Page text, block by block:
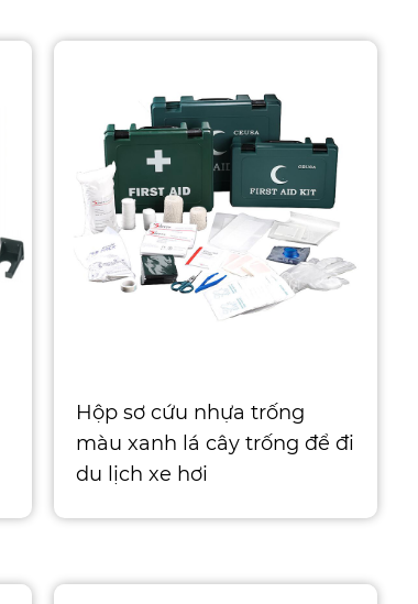
Hộp sơ cứu nhựa trống
màu xanh lá cây trống để đi
du lịch xe hơi